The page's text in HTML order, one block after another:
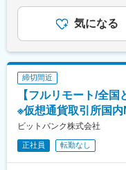
甘木駅(西鉄線)、奈
駅、伊万里駅、五
院駅、新大村駅、早
駅、玉名駅、人吉温
県)、日田駅、宇佐
駅、宮崎駅、油津駅
島県)、志布志駅、
駅、壺川駅、新さっ
盛駅、仙台駅(地下鉄
桐生駅、高田馬場駅
前駅、千歳船橋駅、
江田駅(神奈川県)、
駅、桜町駅(長野県)
の家庭事情があり、
ります
間駅、新鉾田駅、鹿
駅、西那須野駅、足
銚子駅、八日市場駅
谷駅、京成関屋駅、
めじろ台駅、羽村駅
駅、秋川駅、甲州街
駅、武蔵小金井駅、
蔵小杉駅、新百合
日本
気になる
締切間近
【フルリモート/全
※仮想通貨取引所国
ビットバンク株式会社
正社員 転勤なし